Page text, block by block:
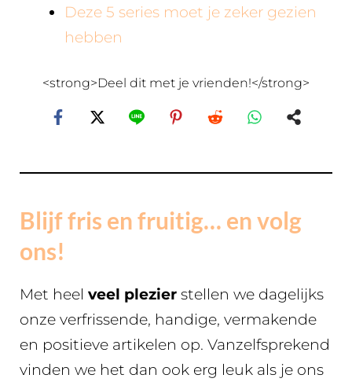
Deze 5 series moet je zeker gezien
hebben
<strong>Deel dit met je vrienden!</strong>
Blijf fris en fruitig… en volg
ons!
Met heel veel plezier stellen we dagelijks
onze verfrissende, handige, vermakende
en positieve artikelen op. Vanzelfsprekend
vinden we het dan ook erg leuk als je ons